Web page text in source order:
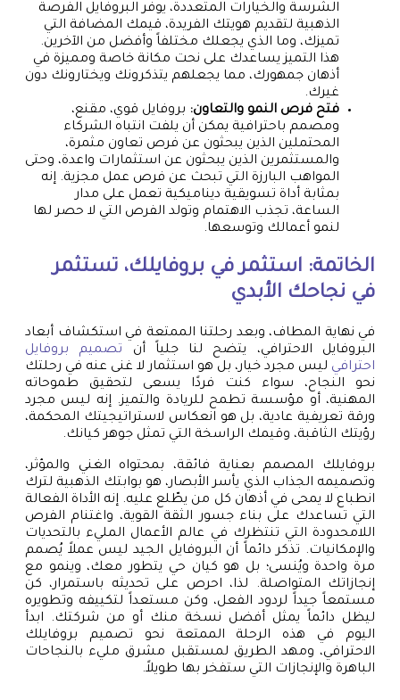
الشرسة والخيارات المتعددة، يوفر البروفايل الفرصة
الذهبية لتقديم هويتك الفريدة، قيمك المضافة التي
تميزك، وما الذي يجعلك مختلفاً وأفضل من الآخرين.
هذا التميز يساعدك على نحت مكانة خاصة ومميزة في
أذهان جمهورك، مما يجعلهم يتذكرونك ويختارونك دون
غيرك.
فتح فرص النمو والتعاون: بروفايل قوي، مقنع،
ومصمم باحترافية يمكن أن يلفت انتباه الشركاء
المحتملين الذين يبحثون عن فرص تعاون مثمرة،
والمستثمرين الذين يبحثون عن استثمارات واعدة، وحتى
المواهب البارزة التي تبحث عن فرص عمل مجزية. إنه
بمثابة أداة تسويقية ديناميكية تعمل على مدار
الساعة، تجذب الاهتمام وتولد الفرص التي لا حصر لها
لنمو أعمالك وتوسعها.
الخاتمة: استثمر في بروفايلك، تستثمر
في نجاحك الأبدي
في نهاية المطاف، وبعد رحلتنا الممتعة في استكشاف أبعاد
البروفايل الاحترافي، يتضح لنا جلياً أن تصميم بروفايل
احترافي ليس مجرد خيار، بل هو استثمار لا غنى عنه في رحلتك
نحو النجاح، سواء كنت فردًا يسعى لتحقيق طموحاته
المهنية، أو مؤسسة تطمح للريادة والتميز. إنه ليس مجرد
ورقة تعريفية عادية، بل هو انعكاس لاستراتيجيتك المحكمة،
رؤيتك الثاقبة، وقيمك الراسخة التي تمثل جوهر كيانك.
بروفايلك المصمم بعناية فائقة، بمحتواه الغني والمؤثر،
وتصميمه الجذاب الذي يأسر الأبصار، هو بوابتك الذهبية لترك
انطباع لا يمحى في أذهان كل من يطّلع عليه. إنه الأداة الفعالة
التي تساعدك على بناء جسور الثقة القوية، واغتنام الفرص
اللامحدودة التي تنتظرك في عالم الأعمال المليء بالتحديات
والإمكانيات. تذكر دائماً أن البروفايل الجيد ليس عملاً يُصمم
مرة واحدة ويُنسى؛ بل هو كيان حي يتطور معك، وينمو مع
إنجازاتك المتواصلة. لذا، احرص على تحديثه باستمرار، كن
مستمعاً جيداً لردود الفعل، وكن مستعداً لتكييفه وتطويره
ليظل دائماً يمثل أفضل نسخة منك أو من شركتك. ابدأ
اليوم في هذه الرحلة الممتعة نحو تصميم بروفايلك
الاحترافي، ومهد الطريق لمستقبل مشرق مليء بالنجاحات
الباهرة والإنجازات التي ستفخر بها طويلاً.